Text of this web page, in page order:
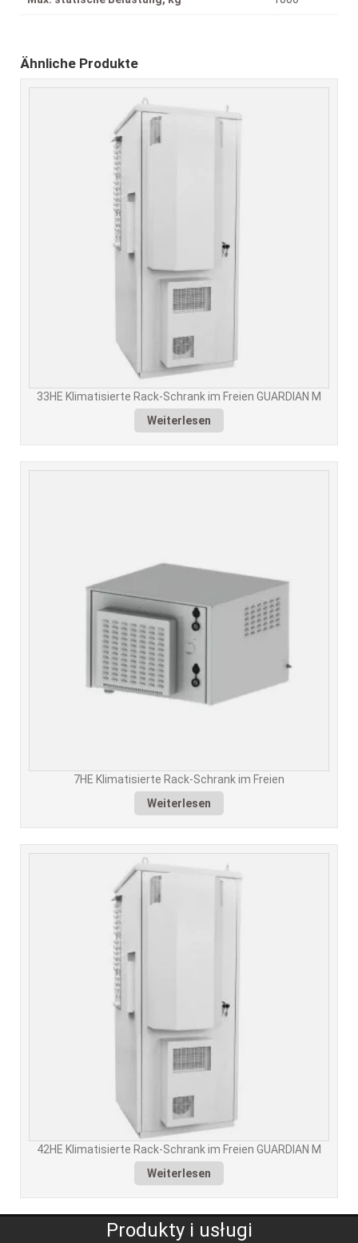
Ähnliche Produkte
33HE Klimatisierte Rack-Schrank im Freien GUARDIAN M
Weiterlesen
7HE Klimatisierte Rack-Schrank im Freien
Weiterlesen
42HE Klimatisierte Rack-Schrank im Freien GUARDIAN M
Weiterlesen
Produkty i usługi